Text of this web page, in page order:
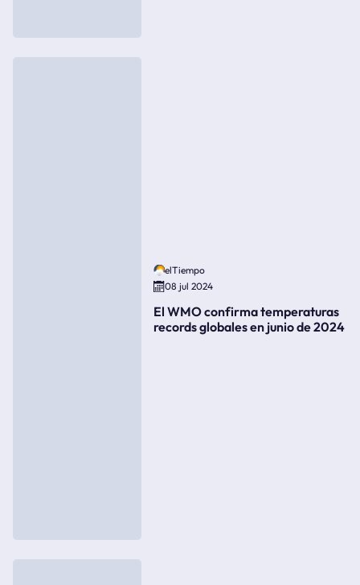
elTiempo
08 jul 2024
El WMO confirma temperaturas
records globales en junio de 2024